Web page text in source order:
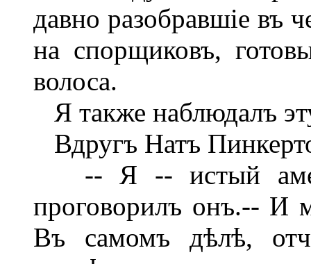
давно разобравшіе въ
на спорщиковъ,
волоса.
Я также наблюдалъ
Вдругъ Натъ
-- Я -- истый
проговорилъ онъ.-- И
Въ самомъ дѣлѣ,